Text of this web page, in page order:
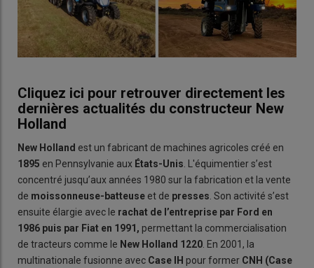
Cliquez ici pour retrouver directement les
dernières actualités du constructeur New
Holland
New Holland est un fabricant de machines agricoles créé en
1895 en Pennsylvanie aux États-Unis . L'équimentier s’est
concentré jusqu’aux années 1980 sur la fabrication et la vente
de moissonneuse-batteuse et de presses . Son activité s’est
ensuite élargie avec le rachat de l’entreprise par Ford en
1986 puis par Fiat en 1991, permettant la commercialisation
de tracteurs comme le New Holland 1220 . En 2001, la
multinationale fusionne avec Case IH pour former CNH (Case